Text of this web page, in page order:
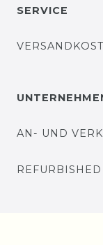
SERVICE
AN- UND